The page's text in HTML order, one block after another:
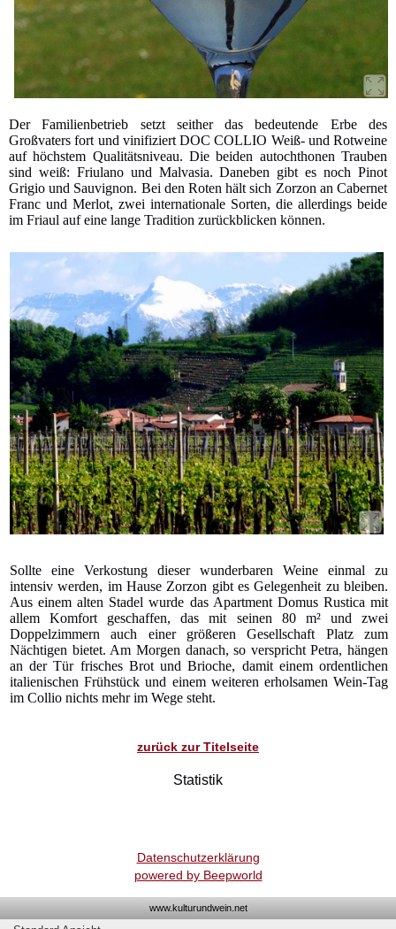
Der Familienbetrieb setzt seither das bedeutende Erbe des
Großvaters fort und vinifiziert DOC COLLIO Weiß- und Rotweine
auf höchstem Qualitätsniveau. Die beiden autochthonen Trauben
sind weiß: Friulano und Malvasia. Daneben gibt es noch Pinot
Grigio und Sauvignon. Bei den Roten hält sich Zorzon an Cabernet
Franc und Merlot, zwei internationale Sorten, die allerdings beide
im Friaul auf eine lange Tradition zurückblicken können.
Sollte eine Verkostung dieser wunderbaren Weine einmal zu
intensiv werden, im Hause Zorzon gibt es Gelegenheit zu bleiben.
Aus einem alten Stadel wurde das Apartment Domus Rustica mit
allem Komfort geschaffen, das mit seinen 80 m² und zwei
Doppelzimmern auch einer größeren Gesellschaft Platz zum
Nächtigen bietet. Am Morgen danach, so verspricht Petra, hängen
an der Tür frisches Brot und Brioche, damit einem ordentlichen
italienischen Frühstück und einem weiteren erholsamen Wein-Tag
im Collio nichts mehr im Wege steht.
zurück zur Titelseite
Statistik
Datenschutzerklärung
powered by Beepworld
www.kulturundwein.net